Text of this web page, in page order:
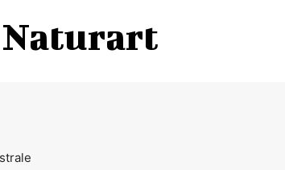
Naturart